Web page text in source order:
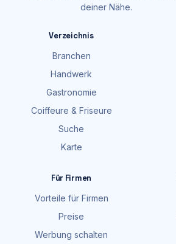
deiner Nähe.
Verzeichnis
Branchen
Handwerk
Gastronomie
Coiffeure & Friseure
Suche
Karte
Für Firmen
Vorteile für Firmen
Preise
Werbung schalten